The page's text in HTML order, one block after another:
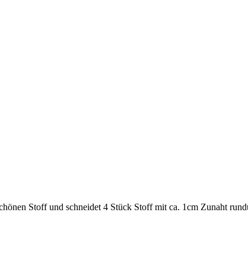
Stoff und schneidet 4 Stück Stoff mit ca. 1cm Zunaht